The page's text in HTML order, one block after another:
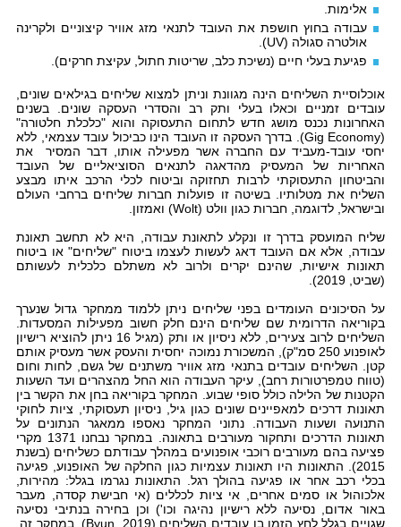
אלימות.
עבודה בחוץ חושפת את העובד לתנאי מזג אוויר קיצוניים ולקרינה
אולטרה סגולה (UV).
פגיעת בעלי חיים (נשיכת כלב, שריטות חתול, עקיצת חרקים).
אוכלוסיית השליחים הינה מגוונת וניתן למצוא שליחים בגילאים שונים,
עובדים זמניים וכאלו בעלי ותק רב והסדרי העסקה שונים. בשנים
האחרונות נכנס מושג חדש לתחום התעסוקה והוא "כלכלת חלטורה"
(Gig Economy). בדרך העסקה זו העובד הינו כביכול עובד עצמאי, ללא
יחסי עובד-מעביד עם החברה אשר מפעילה אותו, דבר המסיר את
האחריות של המעסיק מהדאגה לתנאים הסוציאליים של העובד
והביטחון התעסוקתי לרבות תחזוקה וביטוח לכלי הרכב איתו מבצע
השליח את מטלותיו. בשיטה זו פועלות חברות שליחים ברחבי העולם
ובישראל, לדוגמה, חברות כגון וולט (Wolt) ואמזון.
שליח המועסק בדרך זו ונקלע לתאונת עבודה, היא לא תחשב תאונת
עבודה, אלא אם העובד דאג לעשות לעצמו ביטוח "שליחים" או ביטוח
תאונות אישיות, שהינם יקרים ולרוב לא משתלם כלכלית לעשותם
(שביט, 2019).
על הסיכונים העומדים בפני שליחים ניתן ללמוד ממחקר גדול שנערך
בקוריאה הדרומית שם שליחים הינם חלק חשוב מפעילות המסעדות.
השליחים לרוב צעירים, ללא ניסיון או ותק (מגיל 16 ניתן להוציא רישיון
לאופנוע 250 סמ"ק), המשכורת נמוכה יחסית והעסק אשר מעסיק אותם
קטן. השליחים עובדים בתנאי מזג אוויר משתנים של גשם, לחות וחום
(טווח טמפרטורות רחב), עיקר העבודה הוא החל מהצהרים ועד השעות
הקטנות של הלילה כולל סופי שבוע. המחקר בקוריאה בחן את הקשר בין
תאונות דרכים למאפיינים שונים כגון גיל, ניסיון תעסוקתי, ציות לחוקי
התנועה ושעות העבודה. נתוני המחקר נאספו ממאגר הנתונים על
תאונות הדרכים ותחקור מעורבים בתאונה. במחקר נבחנו 1371 מקרי
פציעה בהם מעורבים רוכבי אופנועים במהלך עבודתם כשליחים (בשנת
2015). התאונות היו תאונות עצמיות כגון החלקה של האופנוע, פגיעה
בכלי רכב אחר או פגיעה בהולך רגל. התאונות נגרמו בגלל: מהירות,
אלכוהול או סמים אחרים, אי ציות לכללים (אי חבישת קסדה, מעבר
באור אדום, נסיעה ללא רישיון נהיגה וכו') וכן בחירה בנתיבי נסיעה
שגויים בגלל לחץ הזמן בו עובדים השליחים (Byun, 2019). במחקר זה,